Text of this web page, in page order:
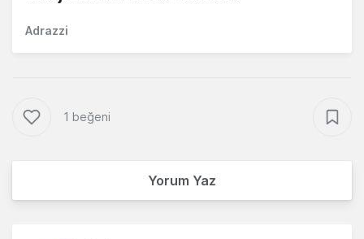
Adrazzi
1 beğeni
Yorum Yaz